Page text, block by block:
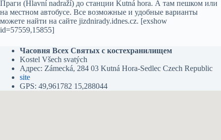
Праги (Hlavní nadraží) до станции Kutná hora. А там пешком или
на местном автобусе. Все возможные и удобные варианты
можете найти на сайте jizdnirady.idnes.cz. [exshow
id=57559,15855]
Часовня Всех Святых с костехранилищем
Kostel Všech svatých
Адрес: Zámecká, 284 03 Kutná Hora-Sedlec Czech Republic
site
GPS: 49,961782 15,288044